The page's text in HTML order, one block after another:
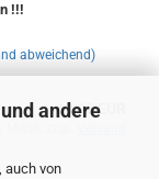
andere
auch von
!!!
abweichend)
69,95 EUR